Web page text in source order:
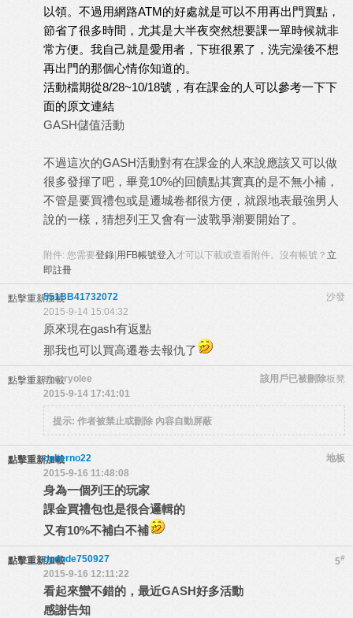
以領。不過用網路ATM的好處就是可以不用再出門買點，
節省了很多時間，尤其是大半夜突然想要課一單時候就非
常方便。我自己就是愛用者，下班很累了，洗完澡後不想
再出門的那個心情你知道的。
活動檔期從8/28~10/18號，有在課金的人可以參考一下下
面的原文連結
GASH儲值活動
不過這次的GASH活動對有在課金的人來說應該又可以做
很多發揮了吧，畢竟10%的回饋點其實真的是不無小補，
不管是要買禮包或是遷城卷都很方便，就跟地表最強男人
說的一樣，猜想列王又會有一波戰爭潮要開始了。
附件: 您需要登錄 用FB帳號登入才可以下載或查看附件。沒有帳號？ 立
即註冊
點擊重新加載 沙發
551BB41732072
2015-9-14 15:04:32
原來現在gash有返點
那我也可以買高遷卷去報仇了
點擊重新加載 板凳
sherryolee
該用戶已被刪除
2015-9-14 17:41:01
提示: 作者被禁止或刪除 內容自動屏蔽
點擊重新加載 地板
caherno22
2015-9-16 11:48:08
身為一個列王的玩家
課金買禮包也是很合邏輯的
又有10%不補白不補
點擊重新加載 5#
ggdude750927
2015-9-16 12:11:22
看起來蠻不錯的，最近GASH好多活動
感謝告知